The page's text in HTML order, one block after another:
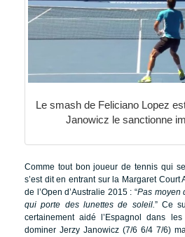
Le smash de Feliciano Lopez
Janowicz le sanctionne
Comme tout bon joueur de tennis qui
s’est dit en entrant sur la Margaret
de l’Open d’Australie 2015 : “Pas moyen
qui porte des lunettes de soleil.” Ce
certainement aidé l’Espagnol dans
dominer Jerzy Janowicz (7/6 6/4 7/6)